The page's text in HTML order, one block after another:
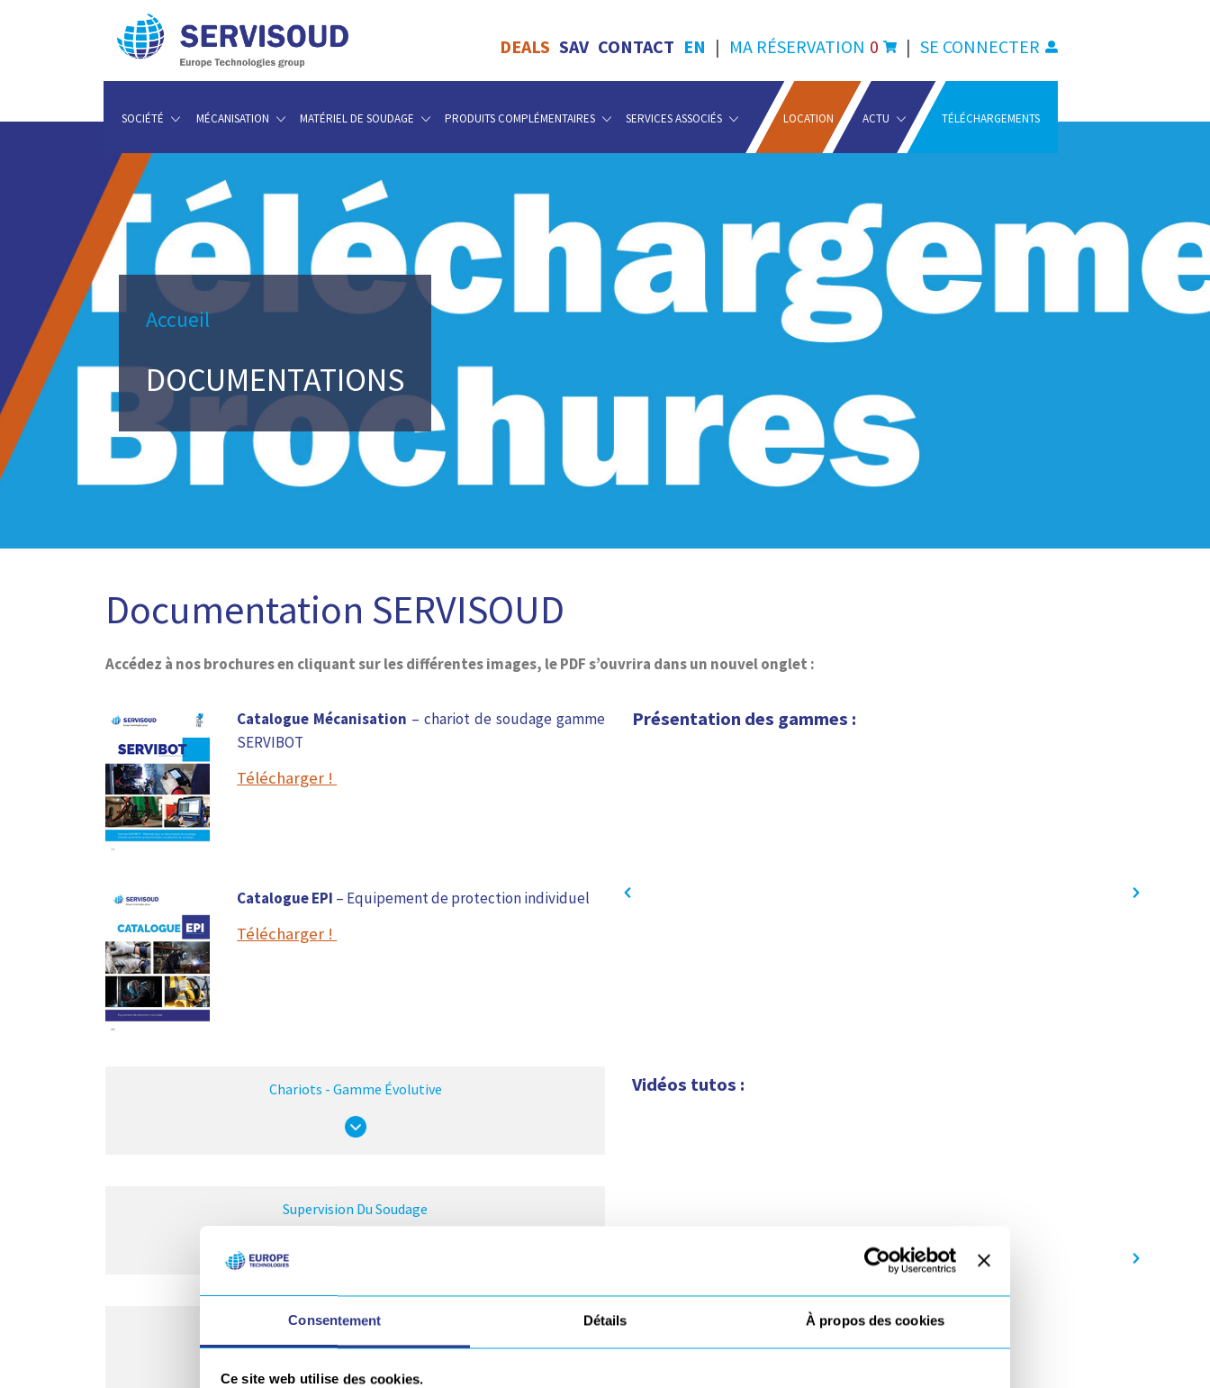
Consentement Détails À propos des cookies
Ce site web utilise des cookies.
EN
DEALS SAV CONTACT | MA RÉSERVATION 0 | SE CONNECTER
SOCIÉTÉ MÉCANISATION MATÉRIEL DE SOUDAGE PRODUITS COMPLÉMENTAIRES SERVICES ASSOCIÉS LOCATION ACTU TÉLÉCHARGEMENTS
Accueil
DOCUMENTATIONS
Documentation SERVISOUD
Accédez à nos brochures en cliquant sur les différentes images, le PDF s’ouvrira dans un nouvel onglet :
Catalogue Mécanisation – chariot de soudagegamme
SERVIBOT
Télécharger !
Catalogue EPI – Equipement de protection individuel
Télécharger !
Chariots - Gamme Évolutive
Supervision Du Soudage
Chariots - Gamme Originale
Présentation des gammes :
Vidéos tutos :